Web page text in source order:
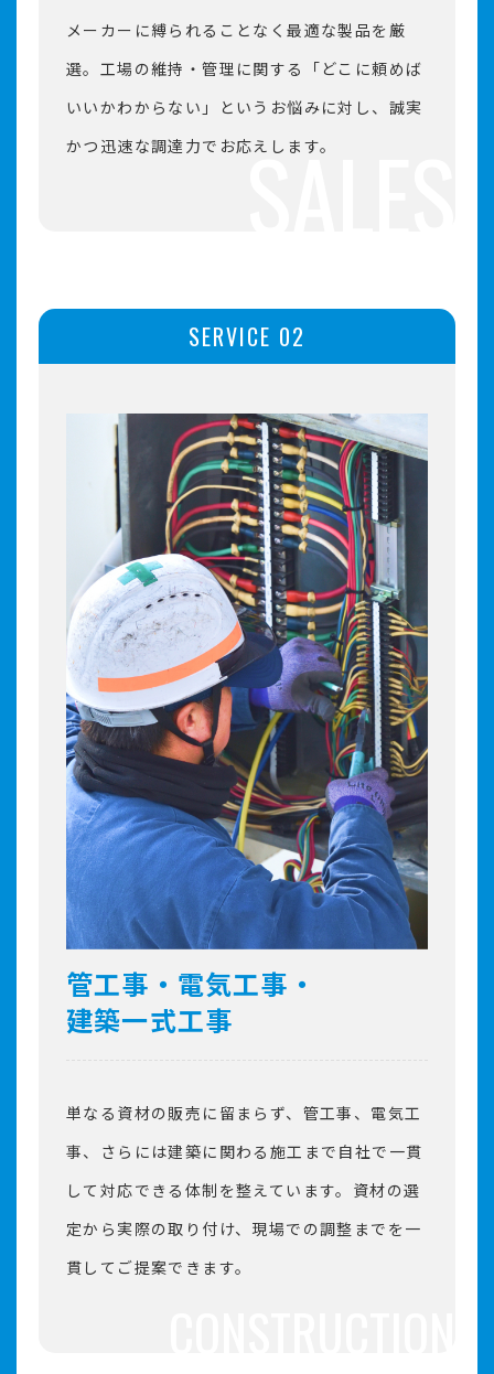
メーカーに縛られることなく最適な製品を厳
選。工場の維持・管理に関する「どこに頼めば
いいかわからない」というお悩みに対し、誠実
かつ迅速な調達力でお応えします。
管工事・電気工事・
建築一式工事
単なる資材の販売に留まらず、管工事、電気工
事、さらには建築に関わる施工まで自社で一貫
して対応できる体制を整えています。資材の選
定から実際の取り付け、現場での調整までを一
貫してご提案できます。